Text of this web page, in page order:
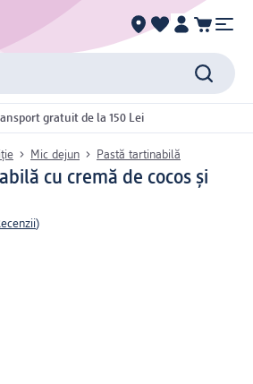
gratuit de la 150 Lei
Mic dejun Pastă tartinabilă
cu cremă de cocos și
)